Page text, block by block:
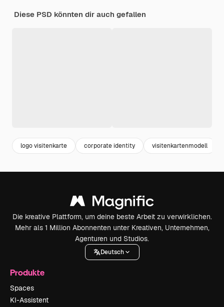
Diese PSD könnten dir auch gefallen
logo visitenkarte corporate identity visitenkartenmodell
Die kreative Plattform, um deine beste Arbeit zu verwirklichen.
Mehr als 1 Million Abonnenten unter Kreativen, Unternehmen,
Agenturen und Studios.
Deutsch
Produkte
Spaces
KI-Assistent